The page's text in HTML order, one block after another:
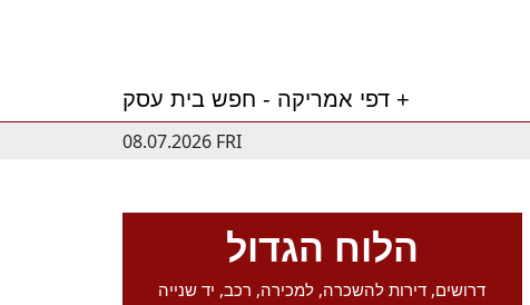
דפי אמריקה - חפש בית עסק +
08.07.2026 FRI
הלוח הגדול
דרושים, דירות להשכרה, למכירה, רכב, יד שנייה